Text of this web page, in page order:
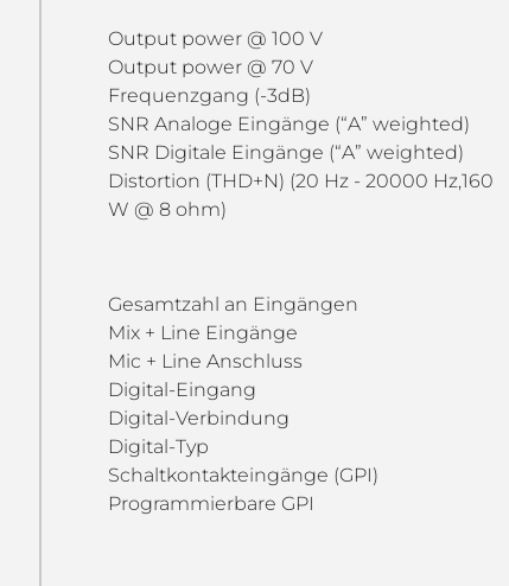
Output power @ 100 V
Output power @ 70 V
Frequenzgang (-3dB)
SNR Analoge Eingänge (“A” weighted)
SNR Digitale Eingänge (“A” weighted)
Distortion (THD+N) (20 Hz - 20000 Hz,160
W @ 8 ohm)
Gesamtzahl an Eingängen
Mix + Line Eingänge
Mic + Line Anschluss
Digital-Eingang
Digital-Verbindung
Digital-Typ
Schaltkontakteingänge (GPI)
Programmierbare GPI